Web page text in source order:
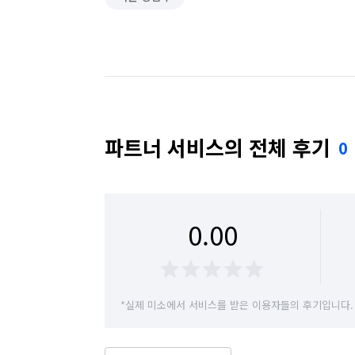
파트너 서비스의 전체 후기 0
0.00
*실제 미소에서 서비스를 받은 이용자들의 후기입니다.